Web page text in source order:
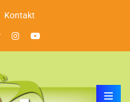
Kontakt